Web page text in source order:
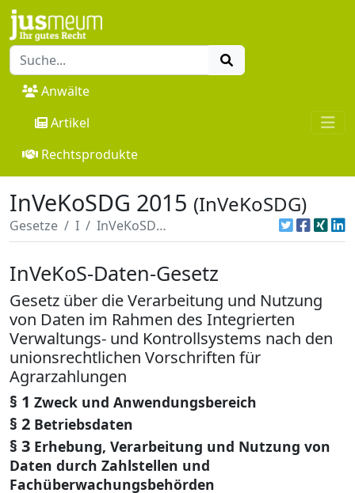
Anwälte
Artikel
Rechtsprodukte
InVeKoSDG 2015 (InVeKoSDG)
Gesetze I InVeKoSDG 2015
InVeKoS-Daten-Gesetz
Gesetz über die Verarbeitung und Nutzung
von Daten im Rahmen des Integrierten
Verwaltungs- und Kontrollsystems nach den
unionsrechtlichen Vorschriften für
Agrarzahlungen
§ 1 Zweck und Anwendungsbereich
§ 2 Betriebsdaten
§ 3 Erhebung, Verarbeitung und Nutzung von
Daten durch Zahlstellen und
Fachüberwachungsbehörden